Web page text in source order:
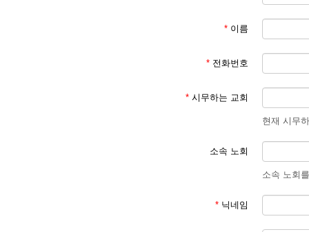
* 이름
* 전화번호
* 시무하는 교회
현재 시무
소속 노회
소속 노회
* 닉네임